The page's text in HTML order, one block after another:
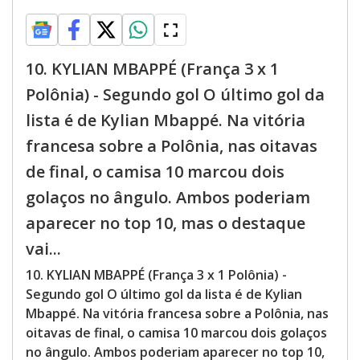
10. KYLIAN MBAPPÉ (França 3 x 1
Polônia) - Segundo gol O último gol da
lista é de Kylian Mbappé. Na vitória
francesa sobre a Polônia, nas oitavas
de final, o camisa 10 marcou dois
golaços no ângulo. Ambos poderiam
aparecer no top 10, mas o destaque
vai...
10. KYLIAN MBAPPÉ (França 3 x 1 Polônia) -
Segundo gol O último gol da lista é de Kylian
Mbappé. Na vitória francesa sobre a Polônia, nas
oitavas de final, o camisa 10 marcou dois golaços
no ângulo. Ambos poderiam aparecer no top 10,